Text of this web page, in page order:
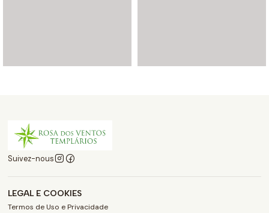
Suivez-nous
LEGAL E COOKIES
Termos de Uso e Privacidade